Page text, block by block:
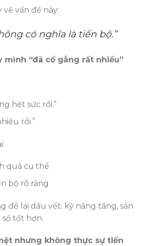
về vấn đề này:
có nghĩa là tiến bộ.”
mình “đã cố gắng rất nhiều”
hết sức rồi.”
rồi.”
quả cụ thể
bộ rõ ràng
để lại dấu vết: kỹ năng tăng, sản
số tốt hơn.
nhưng không thực sự tiến